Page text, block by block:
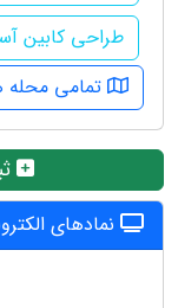
طراحی کابین
تمامی محله
نمادهای